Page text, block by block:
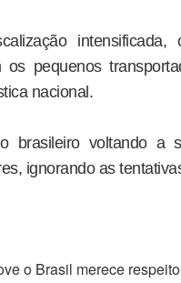
os pequenos
nacional.
brasileiro voltando a
ignorando as
o Brasil merece